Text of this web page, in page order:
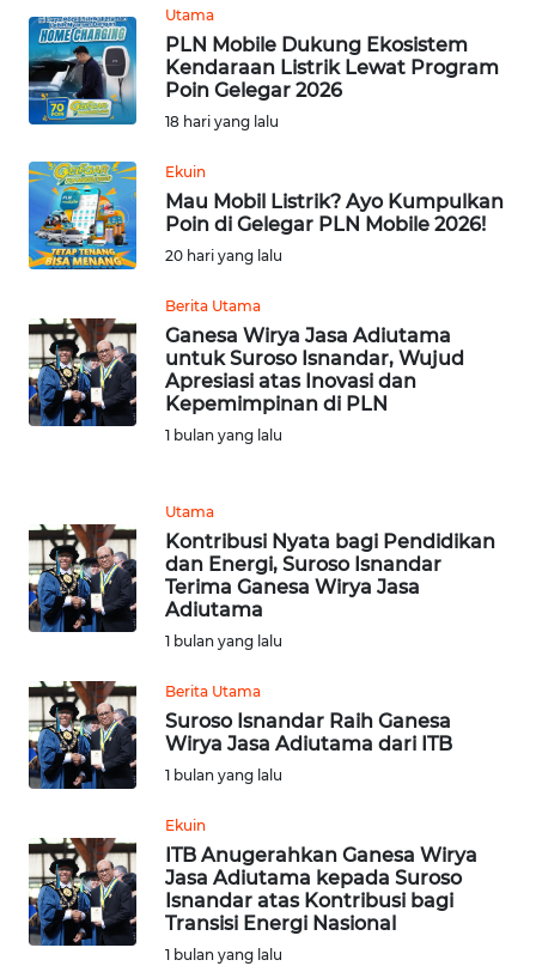
Utama
PLN Mobile Dukung Ekosistem
Kendaraan Listrik Lewat Program
Poin Gelegar 2026
18 hari yang lalu
Ekuin
Mau Mobil Listrik? Ayo Kumpulkan
Poin di Gelegar PLN Mobile 2026!
20 hari yang lalu
Berita Utama
Ganesa Wirya Jasa Adiutama
untuk Suroso Isnandar, Wujud
Apresiasi atas Inovasi dan
Kepemimpinan di PLN
1 bulan yang lalu
Utama
Kontribusi Nyata bagi Pendidikan
dan Energi, Suroso Isnandar
Terima Ganesa Wirya Jasa
Adiutama
1 bulan yang lalu
Berita Utama
Suroso Isnandar Raih Ganesa
Wirya Jasa Adiutama dari ITB
1 bulan yang lalu
Ekuin
ITB Anugerahkan Ganesa Wirya
Jasa Adiutama kepada Suroso
Isnandar atas Kontribusi bagi
Transisi Energi Nasional
1 bulan yang lalu
Wahana
News
Regional
WN
WN
JAKARTA
JABAR
WN
BANTEN
WN
KEPRI
PAPUA
WN
PAPUA
WN
RIAU
WN